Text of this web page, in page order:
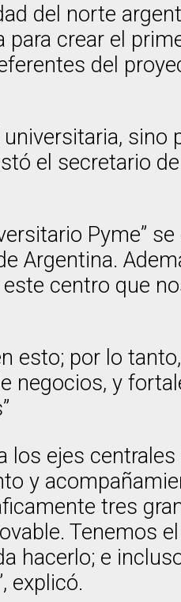
del norte
crear el
del
sino
el secretario
Pyme”
Argentina.
centro que
esto; por lo
negocios, y
ejes
y
tres
Tenemos
hacerlo; e
explicó.